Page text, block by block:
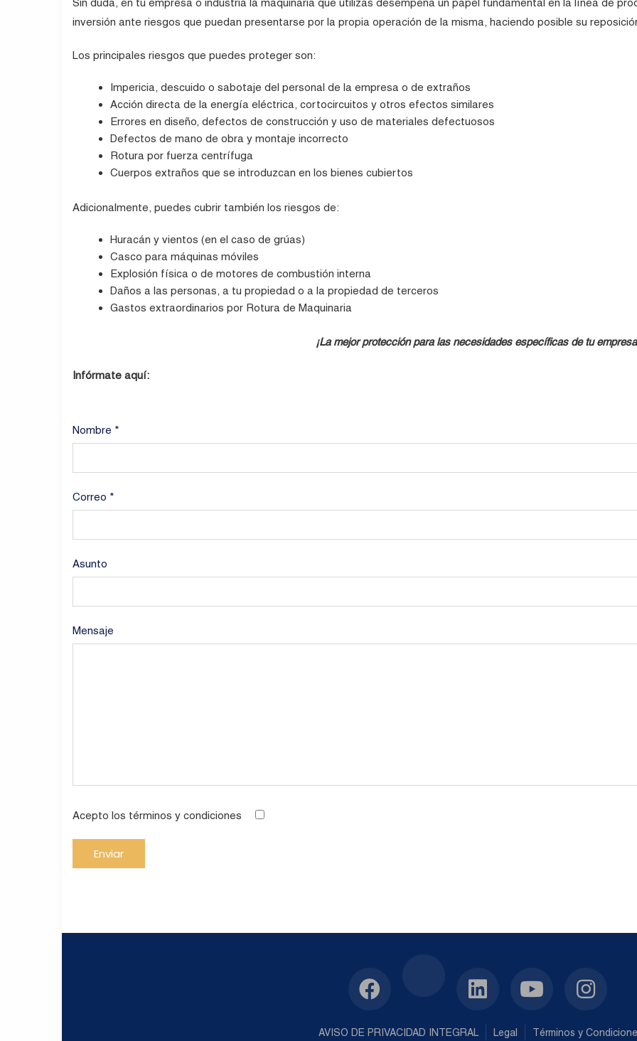
Sin duda, en tu empresa o industria la maquinaria que utilizas desempeña un papel fundamental en la línea de
inversión ante riesgos que puedan presentarse por la propia operación de la misma, haciendo posible su
Los principales riesgos que puedes proteger son:
Impericia, descuido o sabotaje del personal de la empresa o de extraños
Acción directa de la energía eléctrica, cortocircuitos y otros efectos similares
Errores en diseño, defectos de construcción y uso de materiales defectuosos
Defectos de mano de obra y montaje incorrecto
Rotura por fuerza centrífuga
Cuerpos extraños que se introduzcan en los bienes cubiertos
Adicionalmente, puedes cubrir también los riesgos de:
Huracán y vientos (en el caso de grúas)
Casco para máquinas móviles
Explosión física o de motores de combustión interna
Daños a las personas, a tu propiedad o a la propiedad de terceros
Gastos extraordinarios por Rotura de Maquinaria
¡La mejor protección para las necesidades específicas de tu
Infórmate aquí:
Nombre *
Correo *
Asunto
Mensaje
Acepto los términos y condiciones
AVISO DE PRIVACIDAD INTEGRAL Legal Términos y